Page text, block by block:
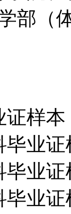
部（
证样本
毕业证
毕业证
毕业证